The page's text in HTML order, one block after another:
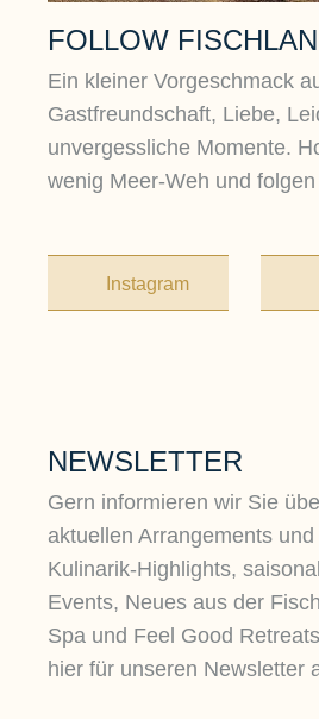
FOLLOW
Ein kleiner Vorgeschmack
Gastfreundschaft, Liebe,
unvergessliche Momente.
wenig Meer-Weh und
Instagram
NEWSLETTER
Gern informieren wir Sie
aktuellen Arrangements
Kulinarik-Highlights,
Events, Neues aus der
Spa und Feel Good
hier für unseren Newsletter